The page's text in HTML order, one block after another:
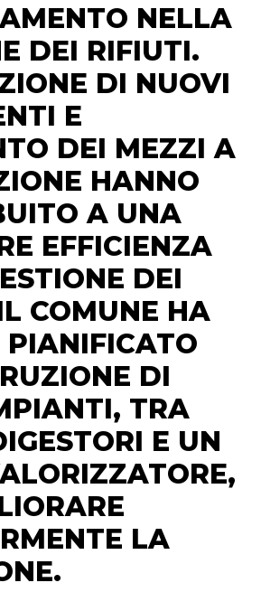
NELLA
DEI RIFIUTI.
DI NUOVI
E
DEI MEZZI A
HANNO
A UNA
EFFICIENZA
DEI
COMUNE HA
PIANIFICATO
DI
TRA
E UN
LA